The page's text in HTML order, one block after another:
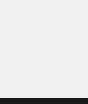
siteleri